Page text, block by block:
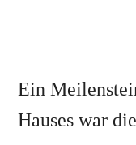
Ein
Hauses war